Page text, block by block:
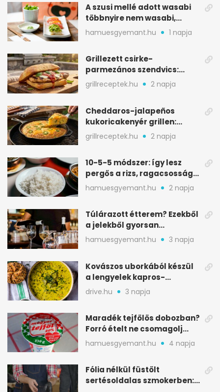
A szusi mellé adott wasabi
többnyire nem wasabi,
hanem fűszerkeverék
hamuesgyemant.hu 1 napja
Grillezett csirke-
parmezános szendvics:
ropogós csirke, olvadó sajt
grillreceptek.hu 2 napja
Cheddaros-jalapeños
kukoricakenyér grillen:
ropogós alj, puha belső
grillreceptek.hu 2 napja
10-5-5 módszer: így lesz
pergős a rizs, ragacsosság
nélkül
hamuesgyemant.hu 2 napja
Túlárazott étterem? Ezekből
a jelekből gyorsan
észreveheted
hamuesgyemant.hu 3 napja
Kovászos uborkából készül
a lengyelek kapros-
savanykás levese
drive.hu 3 napja
Maradék tejfölös dobozban?
Forró ételt ne csomagolj
ilyen tégelybe
hamuesgyemant.hu 4 napja
Fólia nélkül füstölt
sertésoldalas szmokerben: